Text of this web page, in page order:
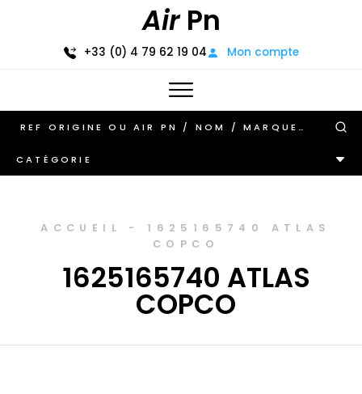
AirPn
+33 (0) 4 79 62 19 04 Mon compte
CATÉGORIE
ACCUEIL - 1625165740 ATLAS
COPCO
1625165740 ATLAS
COPCO